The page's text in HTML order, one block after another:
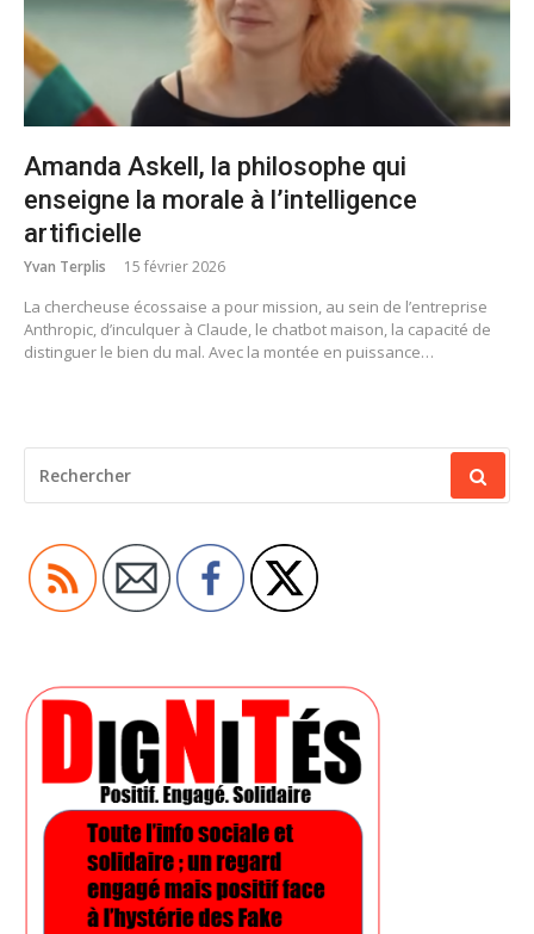
Amanda Askell, la philosophe qui
enseigne la morale à l’intelligence
artificielle
Yvan Terplis 15 février 2026
La chercheuse écossaise a pour mission, au sein de l’entreprise
Anthropic, d’inculquer à Claude, le chatbot maison, la capacité de
distinguer le bien du mal. Avec la montée en puissance…
POUR
: